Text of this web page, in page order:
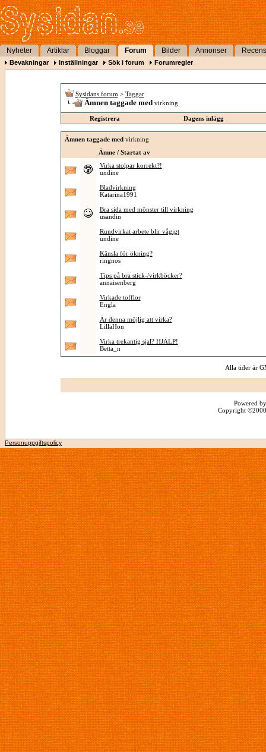
Nyheter Artiklar Bloggar Forum Bilder Annonser
Bevakningar Inställningar Sök i forum Forumregler
Sysidans forum > Taggar
Ämnen taggade med virkning
Registrera Dagens inlägg
Ämnen taggade med virkning
Ämne / Startat av
Virka stolpar korrekt?!
undine
Bladvirkning
Katarina1991
Bra sida med mönster till virkning
usandin
Rundvirkat arbete blir vågigt
undine
Känsla för ökning?
ringnos
Tips på bra stick-/virkböcker?
annaisenberg
Virkade tofflor
Engla
Är denna möjlig att virka?
LillaHon
Virka trekantig sjal? HJÄLP!
Betta_n
Alla tider är
Powered
Copyright
Personuppgiftspolicy